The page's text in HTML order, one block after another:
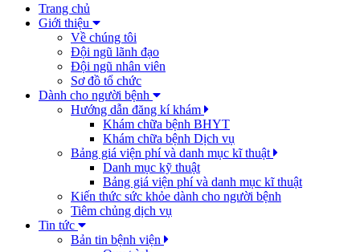
Trang chủ
Giới thiệu
Về chúng tôi
Đội ngũ lãnh đạo
Đội ngũ nhân viên
Sơ đồ tổ chức
Dành cho người bệnh
Hướng dẫn đăng kí khám
Khám chữa bệnh BHYT
Khám chữa bệnh Dịch vụ
Bảng giá viện phí và danh mục kĩ thuật
Danh mục kỹ thuật
Bảng giá viện phí và danh mục kĩ thuật
Kiến thức sức khỏe dành cho người bệnh
Tiêm chủng dịch vụ
Tin tức
Bản tin bệnh viện